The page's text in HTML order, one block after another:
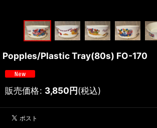
Popples/Plastic Tray(80s) FO-170
販売価格: 3,850円(税込)